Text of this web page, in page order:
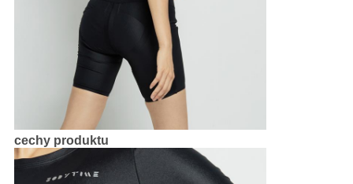
cechy produktu